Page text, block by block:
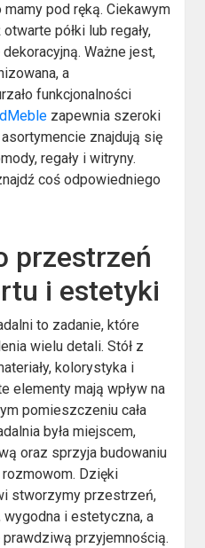
pod ręką. Ciekawym
półki lub regały,
Ważne jest,
a
funkcjonalności
zapewnia szeroki
znajdują się
regały i witryny.
coś odpowiedniego
przestrzeń
i estetyki
to zadanie, które
wielu detali. Stół z
kolorystyka i
elementy mają wpływ na
pomieszczeniu cała
była miejscem,
oraz sprzyja budowaniu
Dzięki
stworzymy przestrzeń,
wygodna i estetyczna, a
przyjemnością.